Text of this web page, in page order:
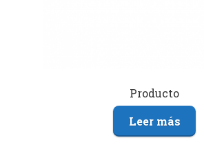
Producto
Leer más